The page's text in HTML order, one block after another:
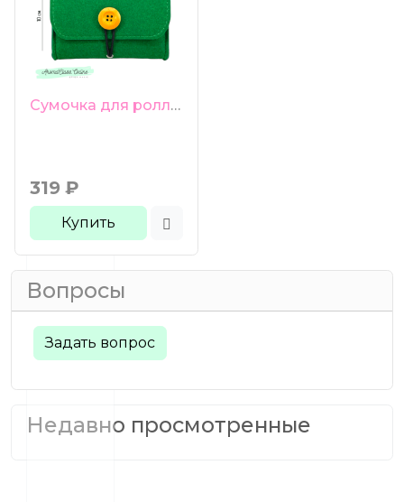
Сумочка для роллеров 6 ячеек зеленая
319 ₽
Купить
Вопросы
Задать вопрос
Недавно просмотренные